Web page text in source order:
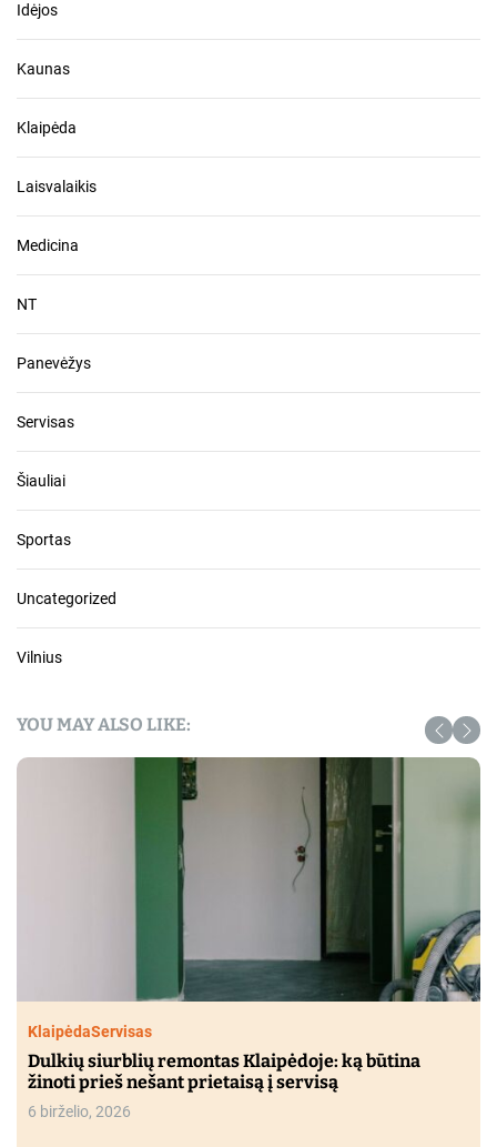
Idėjos
Kaunas
Klaipėda
Laisvalaikis
Medicina
NT
Panevėžys
Servisas
Šiauliai
Sportas
Uncategorized
Vilnius
YOU MAY ALSO LIKE:
KlaipėdaServisas
Dulkių siurblių remontas Klaipėdoje: ką būtina
žinoti prieš nešant prietaisą į servisą
6 birželio, 2026